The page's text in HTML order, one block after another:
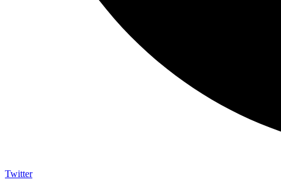
Twitter